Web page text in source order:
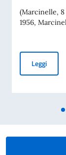
(Marcinelle, 8
1956,
Leggi